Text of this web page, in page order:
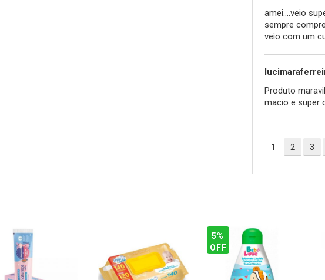
amei....veio
sempre
veio com um
Produto
macio e super
1 2 3
5%
OFF